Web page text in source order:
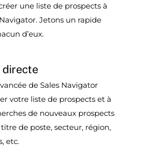
une liste de prospects à
Jetons un rapide
d’eux.
directe
de Sales Navigator
votre liste de prospects et à
de nouveaux prospects
de poste, secteur, région,
etc.